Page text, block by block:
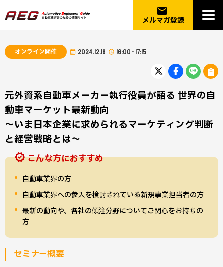
email
メルマガ登録
オンライン開催 2024.12.18 16:00 - 17:15
元外資系自動車メーカー執行役員が語る 世界の自
動車マーケット最新動向
〜いま日本企業に求められるマーケティング判断
と経営戦略とは〜
こんな方におすすめ
自動車業界の方
自動車業界への参入を検討されている新規事業担当者の方
最新の動向や、各社の傾注分野についてご関心をお持ちの
方
セミナー概要